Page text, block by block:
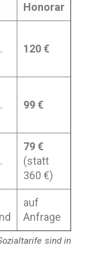
Honorar
120 €
99 €
79 €
(statt
360 €)
auf
Anfrage
sind in